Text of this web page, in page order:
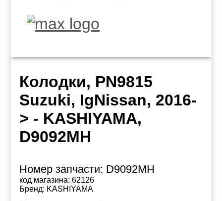
Колодки, PN9815
Suzuki, IgNissan, 2016-
> - KASHIYAMA,
D9092MH
Номер запчасти: D9092MH
код магазина: 62126
Бренд: KASHIYAMA